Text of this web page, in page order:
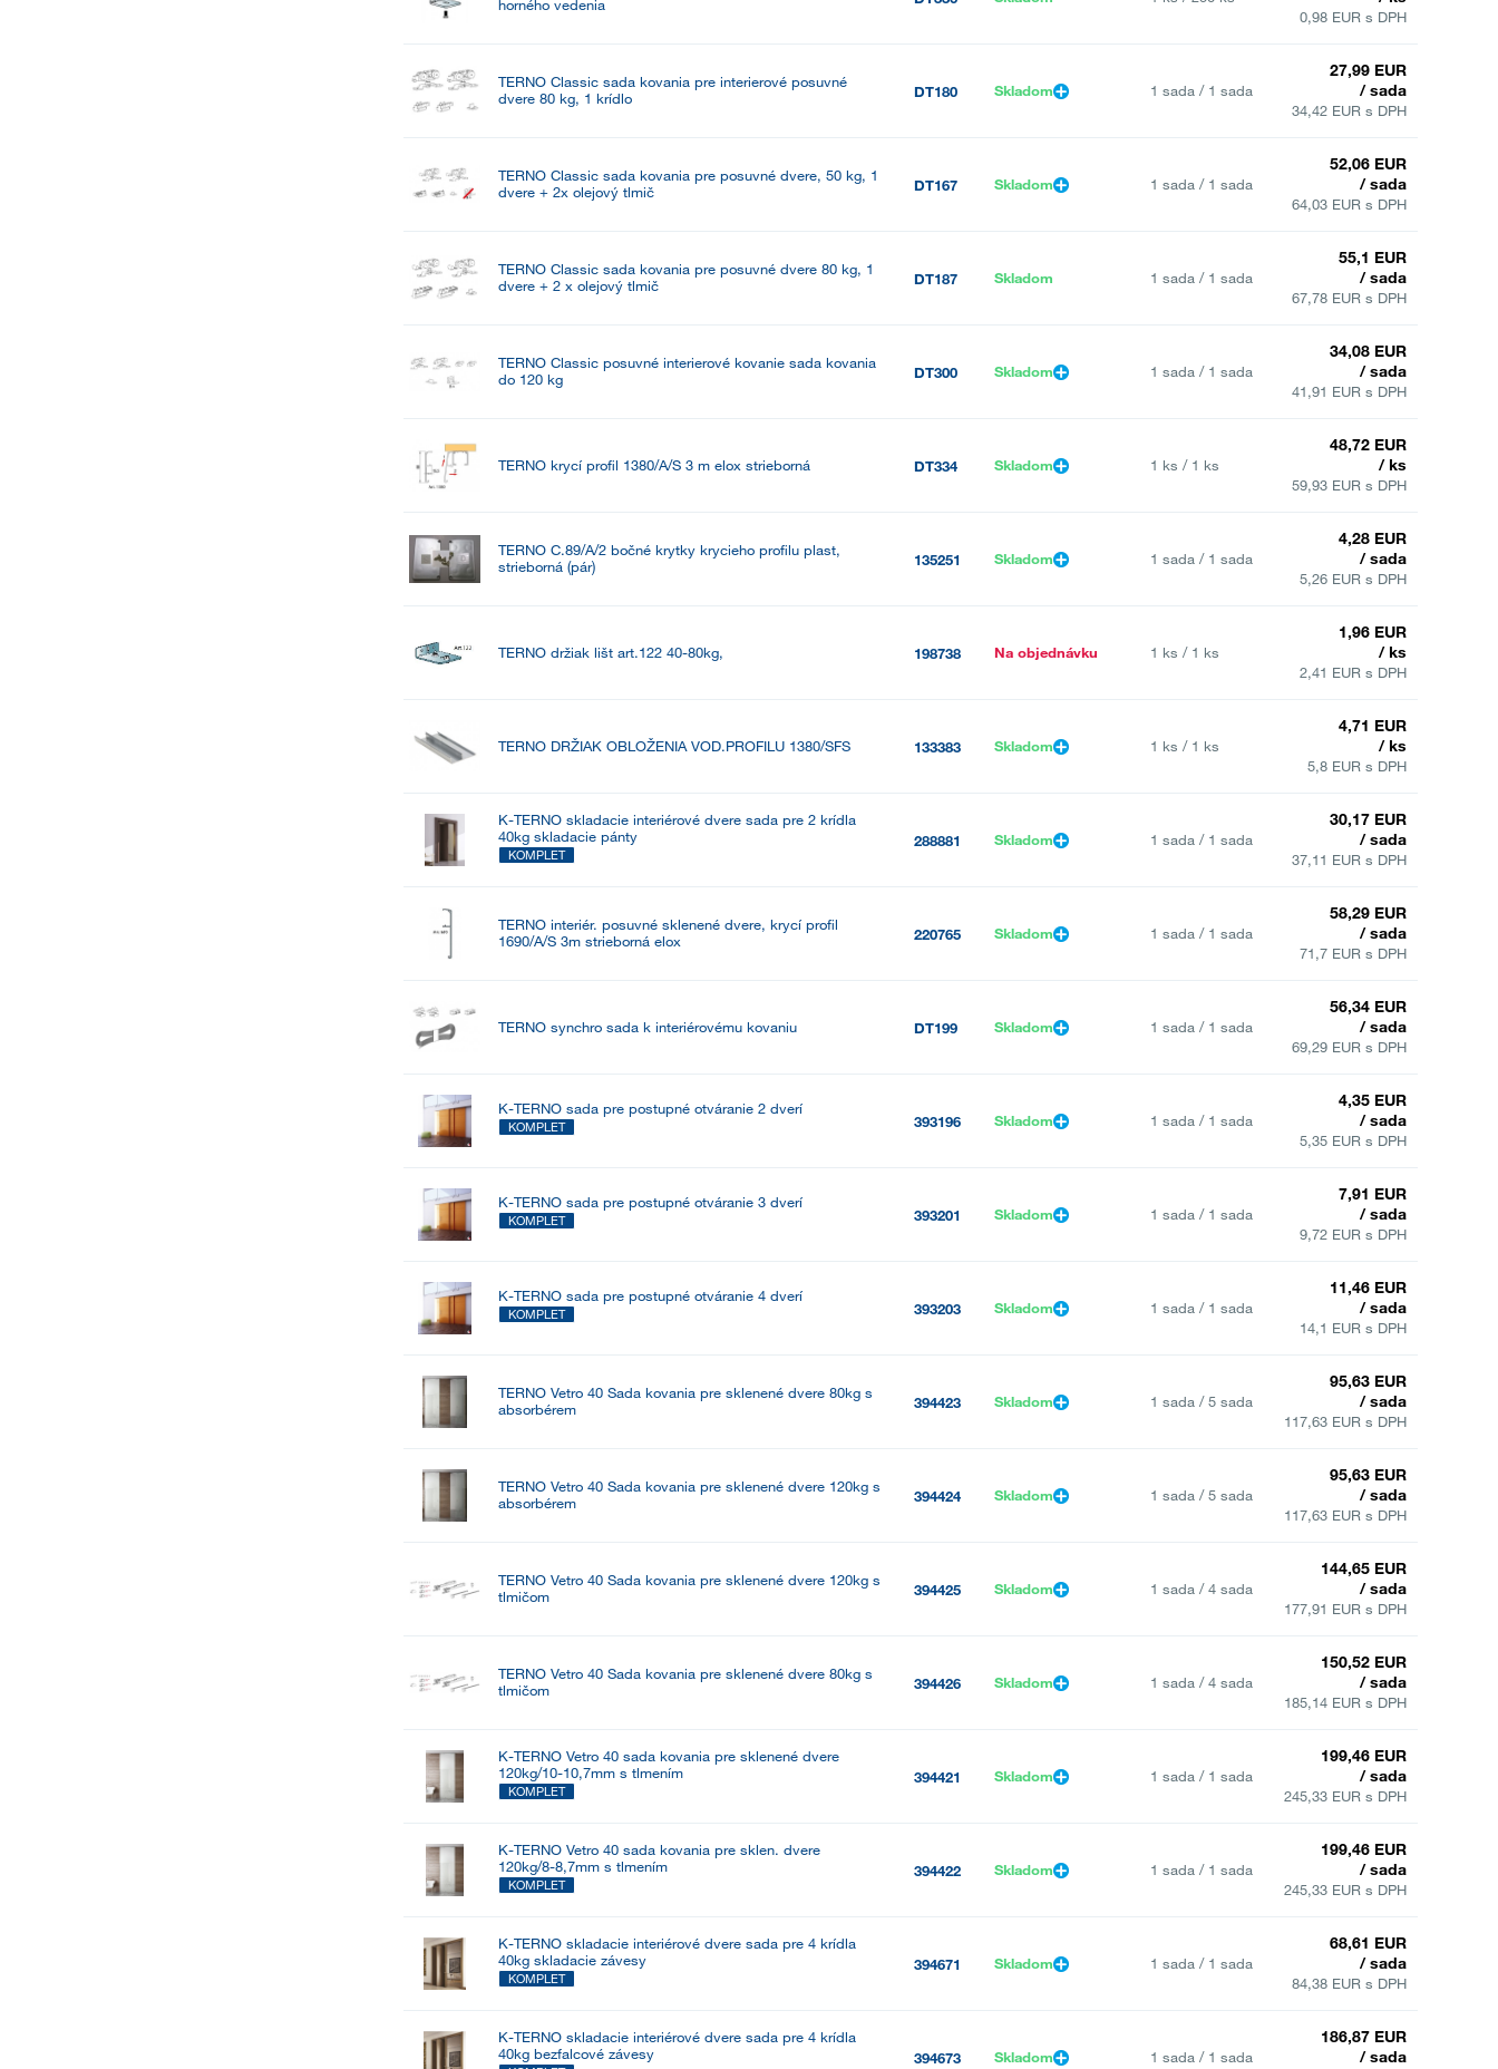
horného vedenia
0,98 EUR s DPH
TERNO Classic sada kovania pre interierové posuvné
dvere 80 kg, 1 krídlo
DT180 Skladom 1 sada / 1 sada
27,99 EUR
/ sada
34,42 EUR s DPH
TERNO Classic sada kovania pre posuvné dvere, 50 kg, 1
dvere + 2x olejový tlmič
DT167 Skladom 1 sada / 1 sada
52,06 EUR
/ sada
64,03 EUR s DPH
TERNO Classic sada kovania pre posuvné dvere 80 kg, 1
dvere + 2 x olejový tlmič
DT187 Skladom 1 sada / 1 sada
55,1 EUR
/ sada
67,78 EUR s DPH
TERNO Classic posuvné interierové kovanie sada kovania
do 120 kg
DT300 Skladom 1 sada / 1 sada
34,08 EUR
/ sada
41,91 EUR s DPH
TERNO krycí profil 1380/A/S 3 m elox strieborná DT334 Skladom 1 ks / 1 ks
48,72 EUR
/ ks
59,93 EUR s DPH
TERNO C.89/A/2 bočné krytky krycieho profilu plast,
strieborná (pár)
135251 Skladom 1 sada / 1 sada
4,28 EUR
/ sada
5,26 EUR s DPH
TERNO držiak lišt art.122 40-80kg, 198738 Na objednávku 1 ks / 1 ks
1,96 EUR
/ ks
2,41 EUR s DPH
TERNO DRŽIAK OBLOŽENIA VOD.PROFILU 1380/SFS 133383 Skladom 1 ks / 1 ks
4,71 EUR
/ ks
5,8 EUR s DPH
K-TERNO skladacie interiérové dvere sada pre 2 krídla
40kg skladacie pánty
KOMPLET
288881 Skladom 1 sada / 1 sada
30,17 EUR
/ sada
37,11 EUR s DPH
TERNO interiér. posuvné sklenené dvere, krycí profil
1690/A/S 3m strieborná elox
220765 Skladom 1 sada / 1 sada
58,29 EUR
/ sada
71,7 EUR s DPH
TERNO synchro sada k interiérovému kovaniu DT199 Skladom 1 sada / 1 sada
56,34 EUR
/ sada
69,29 EUR s DPH
K-TERNO sada pre postupné otváranie 2 dverí
KOMPLET 393196 Skladom 1 sada / 1 sada
4,35 EUR
/ sada
5,35 EUR s DPH
K-TERNO sada pre postupné otváranie 3 dverí
KOMPLET 393201 Skladom 1 sada / 1 sada
7,91 EUR
/ sada
9,72 EUR s DPH
K-TERNO sada pre postupné otváranie 4 dverí
KOMPLET 393203 Skladom 1 sada / 1 sada
11,46 EUR
/ sada
14,1 EUR s DPH
TERNO Vetro 40 Sada kovania pre sklenené dvere 80kg s
absorbérem
394423 Skladom 1 sada / 5 sada
95,63 EUR
/ sada
117,63 EUR s DPH
TERNO Vetro 40 Sada kovania pre sklenené dvere 120kg s
absorbérem
394424 Skladom 1 sada / 5 sada
95,63 EUR
/ sada
117,63 EUR s DPH
TERNO Vetro 40 Sada kovania pre sklenené dvere 120kg s
tlmičom
394425 Skladom 1 sada / 4 sada
144,65 EUR
/ sada
177,91 EUR s DPH
TERNO Vetro 40 Sada kovania pre sklenené dvere 80kg s
tlmičom
394426 Skladom 1 sada / 4 sada
150,52 EUR
/ sada
185,14 EUR s DPH
K-TERNO Vetro 40 sada kovania pre sklenené dvere
120kg/10-10,7mm s tlmením
KOMPLET
394421 Skladom 1 sada / 1 sada
199,46 EUR
/ sada
245,33 EUR s DPH
K-TERNO Vetro 40 sada kovania pre sklen. dvere
120kg/8-8,7mm s tlmením
KOMPLET
394422 Skladom 1 sada / 1 sada
199,46 EUR
/ sada
245,33 EUR s DPH
K-TERNO skladacie interiérové dvere sada pre 4 krídla
40kg skladacie závesy
KOMPLET
394671 Skladom 1 sada / 1 sada
68,61 EUR
/ sada
84,38 EUR s DPH
K-TERNO skladacie interiérové dvere sada pre 4 krídla
40kg bezfalcové závesy
394673 Skladom 1 sada / 1 sada
186,87 EUR
/ sada